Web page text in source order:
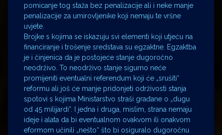
pomicanje tog staža bez penalizacije ali i neke manje
penalizacije za umirovljenike koji nemaju te vršne
uvjete.
Brojke s kojima se iskazuju svi elementi koji utjeću na
financiranje i trošenje sredstava su egzaktne. Egzaktba
je i činjenica da je postojeće stanje dugoročno
neodrživo. To neodrživo stanje sigurno neće
promijeniti eventualni referendum koji će „srušiti“
reformu ali još će manje pridonjeti održivosti stanja
spotovi s kojima Ministarstvo straši građane o „dugu
od 45 milijardi“. I jedna i druga, mislim, strana nemaju
ideje i alata da bi eventualnom ovakvom ili onakvom
eformom učinili „nešto“ što bi osiguralo dugoročnu